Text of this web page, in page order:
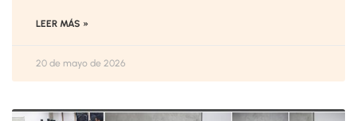
LEER MÁS »
20 de mayo de 2026